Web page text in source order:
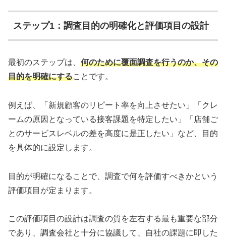
ステップ1：調査目的の明確化と評価項目の設計
最初のステップは、 何のために覆面調査を行うのか、その
目的を明確にすることです。
例えば、「新規顧客のリピート率を向上させたい」「クレ
ームの原因となっている接客課題を特定したい」「店舗ご
とのサービスレベルの差を高度に是正したい」など、目的
を具体的に設定します。
目的が明確になることで、調査で何を評価すべきかという
評価項目が定まります。
この評価項目の設計は調査の質を左右する最も重要な部分
であり、調査会社と十分に協議して、自社の課題に即した